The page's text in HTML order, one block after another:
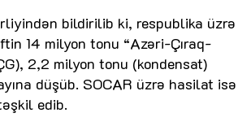
bildirilib ki, respublika üzrə
14 milyon tonu “Azəri-Çıraq-
2,2 milyon tonu (kondensat)
düşüb. SOCAR üzrə hasilat isə
edib.